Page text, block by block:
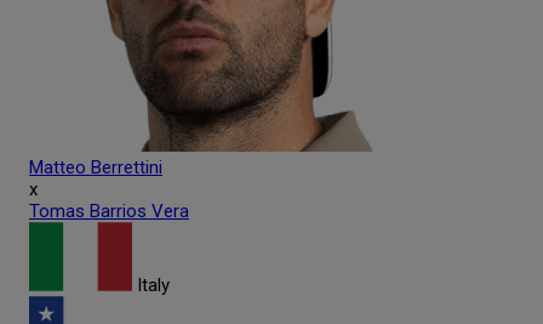
Matteo Berrettini
x
Tomas Barrios Vera
Italy